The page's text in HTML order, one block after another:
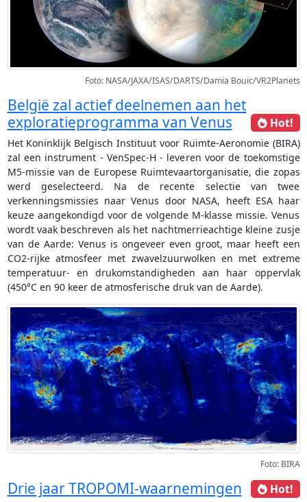
Foto: NASA/JAXA/ISAS/DARTS/Damia Bouic/VR2Planets
België zal actief deelnemen aan het
exploratieprogramma van Venus
Hot!
Het Koninklijk Belgisch Instituut voor Ruimte-Aeronomie (BIRA)
zal een instrument - VenSpec-H - leveren voor de toekomstige
M5-missie van de Europese Ruimtevaartorganisatie, die zopas
werd geselecteerd. Na de recente selectie van twee
verkenningsmissies naar Venus door NASA, heeft ESA haar
keuze aangekondigd voor de volgende M-klasse missie. Venus
wordt vaak beschreven als het nachtmerrieachtige kleine zusje
van de Aarde: Venus is ongeveer even groot, maar heeft een
CO2-rijke atmosfeer met zwavelzuurwolken en met extreme
temperatuur- en drukomstandigheden aan haar oppervlak
(450°C en 90 keer de atmosferische druk van de Aarde).
Foto: BIRA
Drie jaar TROPOMI-waarnemingen Hot!